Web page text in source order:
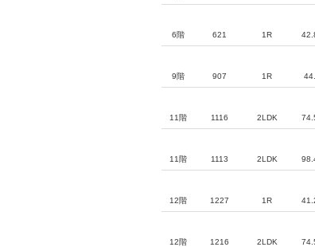
6階 621 1R
9階 907 1R
11階 1116 2LDK
11階 1113 2LDK
12階 1227 1R
12階 1216 2LDK